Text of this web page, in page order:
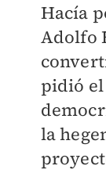
Hacía
Adolfo
pidió
la